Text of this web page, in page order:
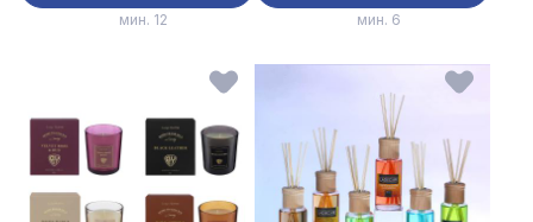
мин. 12 мин. 6